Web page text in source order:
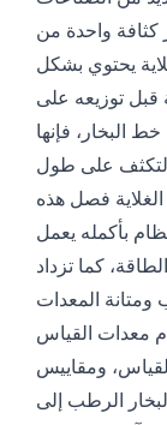
كثافة واحدة من
يحتوي بشكل
توزيعه على
البخار، فإنها
على طول
فصل هذه
بأكمله يعمل
كما تزداد
معدات القياس
ومقاييس
الرطب إلى